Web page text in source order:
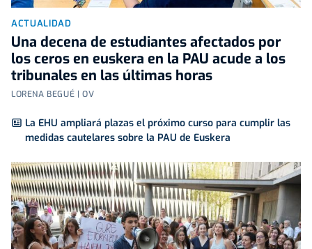
ACTUALIDAD
Una decena de estudiantes afectados por
los ceros en euskera en la PAU acude a los
tribunales en las últimas horas
LORENA BEGUÉ | OV
La EHU ampliará plazas el próximo curso para cumplir las
medidas cautelares sobre la PAU de Euskera